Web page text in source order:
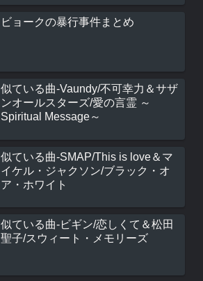
ビョークの暴行事件まとめ
似ている曲-Vaundy/不可幸力＆サザ
ンオールスターズ/愛の言霊 ～
Spiritual Message～
似ている曲-SMAP/This is love＆マ
イケル・ジャクソン/ブラック・オ
ア・ホワイト
似ている曲-ビギン/恋しくて＆松田
聖子/スウィート・メモリーズ